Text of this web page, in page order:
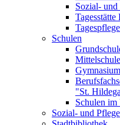
Sozial- und
Tagesstätte
Schulen
Mittelschule
Gymnasium
"St.
Schulen
Sozial- und